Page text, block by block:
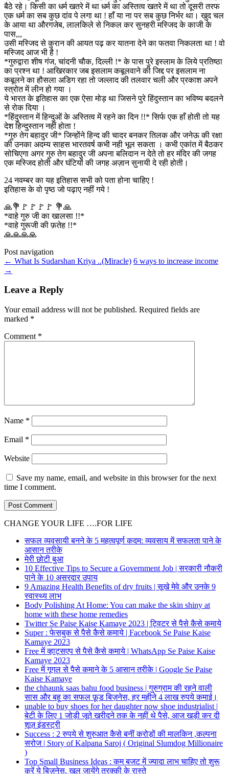
बैठे रहे। किसी का धर्म खतरे में था धर्म का अस्तित्व खतरे में था तो दूसरी तरफ
एक धर्म का सब कुछ दांव पे लगा था ! हाँ या ना पर सब कुछ निर्भर था। खुद चल
के आया था औरगजेब, लालकिले से निकल कर सुनहरी मस्जिद के काजी के
पास,,,
उसी मस्जिद से कुरान की आयत पढ़ कर यातना देने का फतवा निकलता था ! वो
मस्जिद आज भी है !
*गुरुद्वारा शीष गंज, चांदनी चौक, दिल्ली !* के पास पुरे इस्लाम के लिये प्रतिष्ठा
का प्रश्न था ! आखिरकार जब इसलाम कबूलवाने की जिद्द पर इसलाम ना
कबूलने का हौसला अडिग रहा तो जल्लाद की तलवार चली और प्रकाश अपने
स्त्रोत में लीन हो गया ।
ये भारत के इतिहास का एक ऐसा मोड़ था जिसने पुरे हिंदुस्तान का भविष्य बदलने
से रोक दिया ।
*हिंदुस्तान में हिन्दुओं के अस्तित्व में रहने का दिन !!* सिर्फ एक हाँ होती तो यह
देश हिन्दुस्तान नहीं होता !
*गुरु तेग बहादुर जी* जिन्होंने हिन्द की चादर बनकर तिलक और जनेऊ की रक्षा
की उनका अदम्य साहस भारतवर्ष कभी नही भूल सकता । कभी एकांत में बैठकर
सोचिएगा अगर गुरु तेग बहादुर जी अपना बलिदान न देते तो हर मंदिर की जगह
एक मस्जिद होती और घंटियों की जगह अज़ान सुनायी दे रही होती।
24 नवम्बर का यह इतिहास सभी को पता होना चाहिए !
इतिहास के वो पृष्ठ जो पढ़ाए नहीं गये !
🙏💐🚩🚩🚩🚩 💐🙏
*वाहे गुरु जी का खालसा !!*
*वाहे गुरूजी की फ़तेह !!*
🙏🙏🙏🙏
Post navigation
← What Is Sudarshan Kriya ..(Miracle) 6 ways to increase income
→
Leave a Reply
Your email address will not be published. Required fields are
marked *
Comment *
Name *
Email *
Website
Save my name, email, and website in this browser for the next
time I comment.
CHANGE YOUR LIFE ….FOR LIFE
सफल व्यवसायी बनने के 5 महत्वपूर्ण कदम: व्यवसाय में सफलता पाने के
आसान तरीके
मेरी छोटी बुआ
10 Effective Tips to Secure a Government Job | सरकारी नौकरी
पाने के 10 असरदार उपाय
9 Amazing Health Benefits of dry fruits | सूखे मेवे और उनके 9
स्वास्थ्य लाभ
Body Polishing At Home: You can make the skin shiny at
home with these home remedies
Twitter Se Paise Kaise Kamaye 2023 | ट्विटर से पैसे कैसे कमाये
Super : फेसबुक से पैसे कैसे कमाये | Facebook Se Paise Kaise
Kamaye 2023
Free में व्हाट्सएप से पैसे कैसे कमाये | WhatsApp Se Paise Kaise
Kamaye 2023
Free में गूगल से पैसे कमाने के 5 आसान तरीके | Google Se Paise
Kaise Kamaye
the chhaunk saas bahu food business | गुरुग्राम की रहने वाली
सास और बहू का सफल फ़ूड बिज़नेस, हर महीने 4 लाख रुपये कमाई।
unable to buy shoes for her daughter now shoe industrialist |
बेटी के लिए 1 जोड़ी जूते खरीदने तक के नहीं थे पैसे, आज खड़ी कर दी
शूज़ इंडस्ट्री
Success : 2 रुपये से शुरुआत कैसे बनीं करोड़ों की मालकिन ,कल्पना
सरोज | Story of Kalpana Saroj ( Original Slumdog Millionaire
)
Top Small Business Ideas : कम बजट में ज्यादा लाभ चाहिए तो शुरू
करें ये बिज़नेस, खुल जायेंगे तरक्की के रास्ते